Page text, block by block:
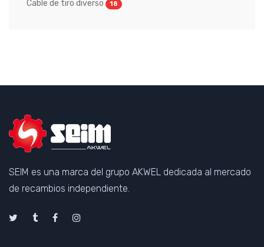
Cable de tiro diverso 18
SEIM es una marca del grupo AKWEL dedicada al mercado
de recambios independiente.